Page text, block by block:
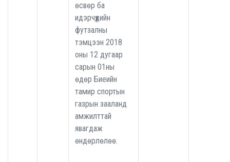
өсвөр ба
идэрчүүдийн
футзалны
тэмцээн 2018
оны 12 дугаар
сарын 01ны
өдөр Биеийн
тамир спортын
газрын зааланд
амжилттай
явагдаж
өндөрлөлөө.